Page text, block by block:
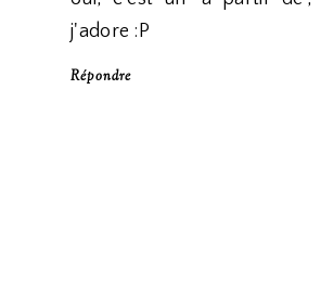
j'adore :P
Répondre